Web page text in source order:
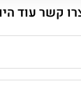
קשר עוד